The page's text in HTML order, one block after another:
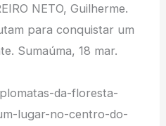
NETO, Guilherme.
para conquistar um
Sumaúma, 18 mar.
da-floresta-
lugar-no-centro-do-